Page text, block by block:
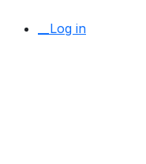
__Log in